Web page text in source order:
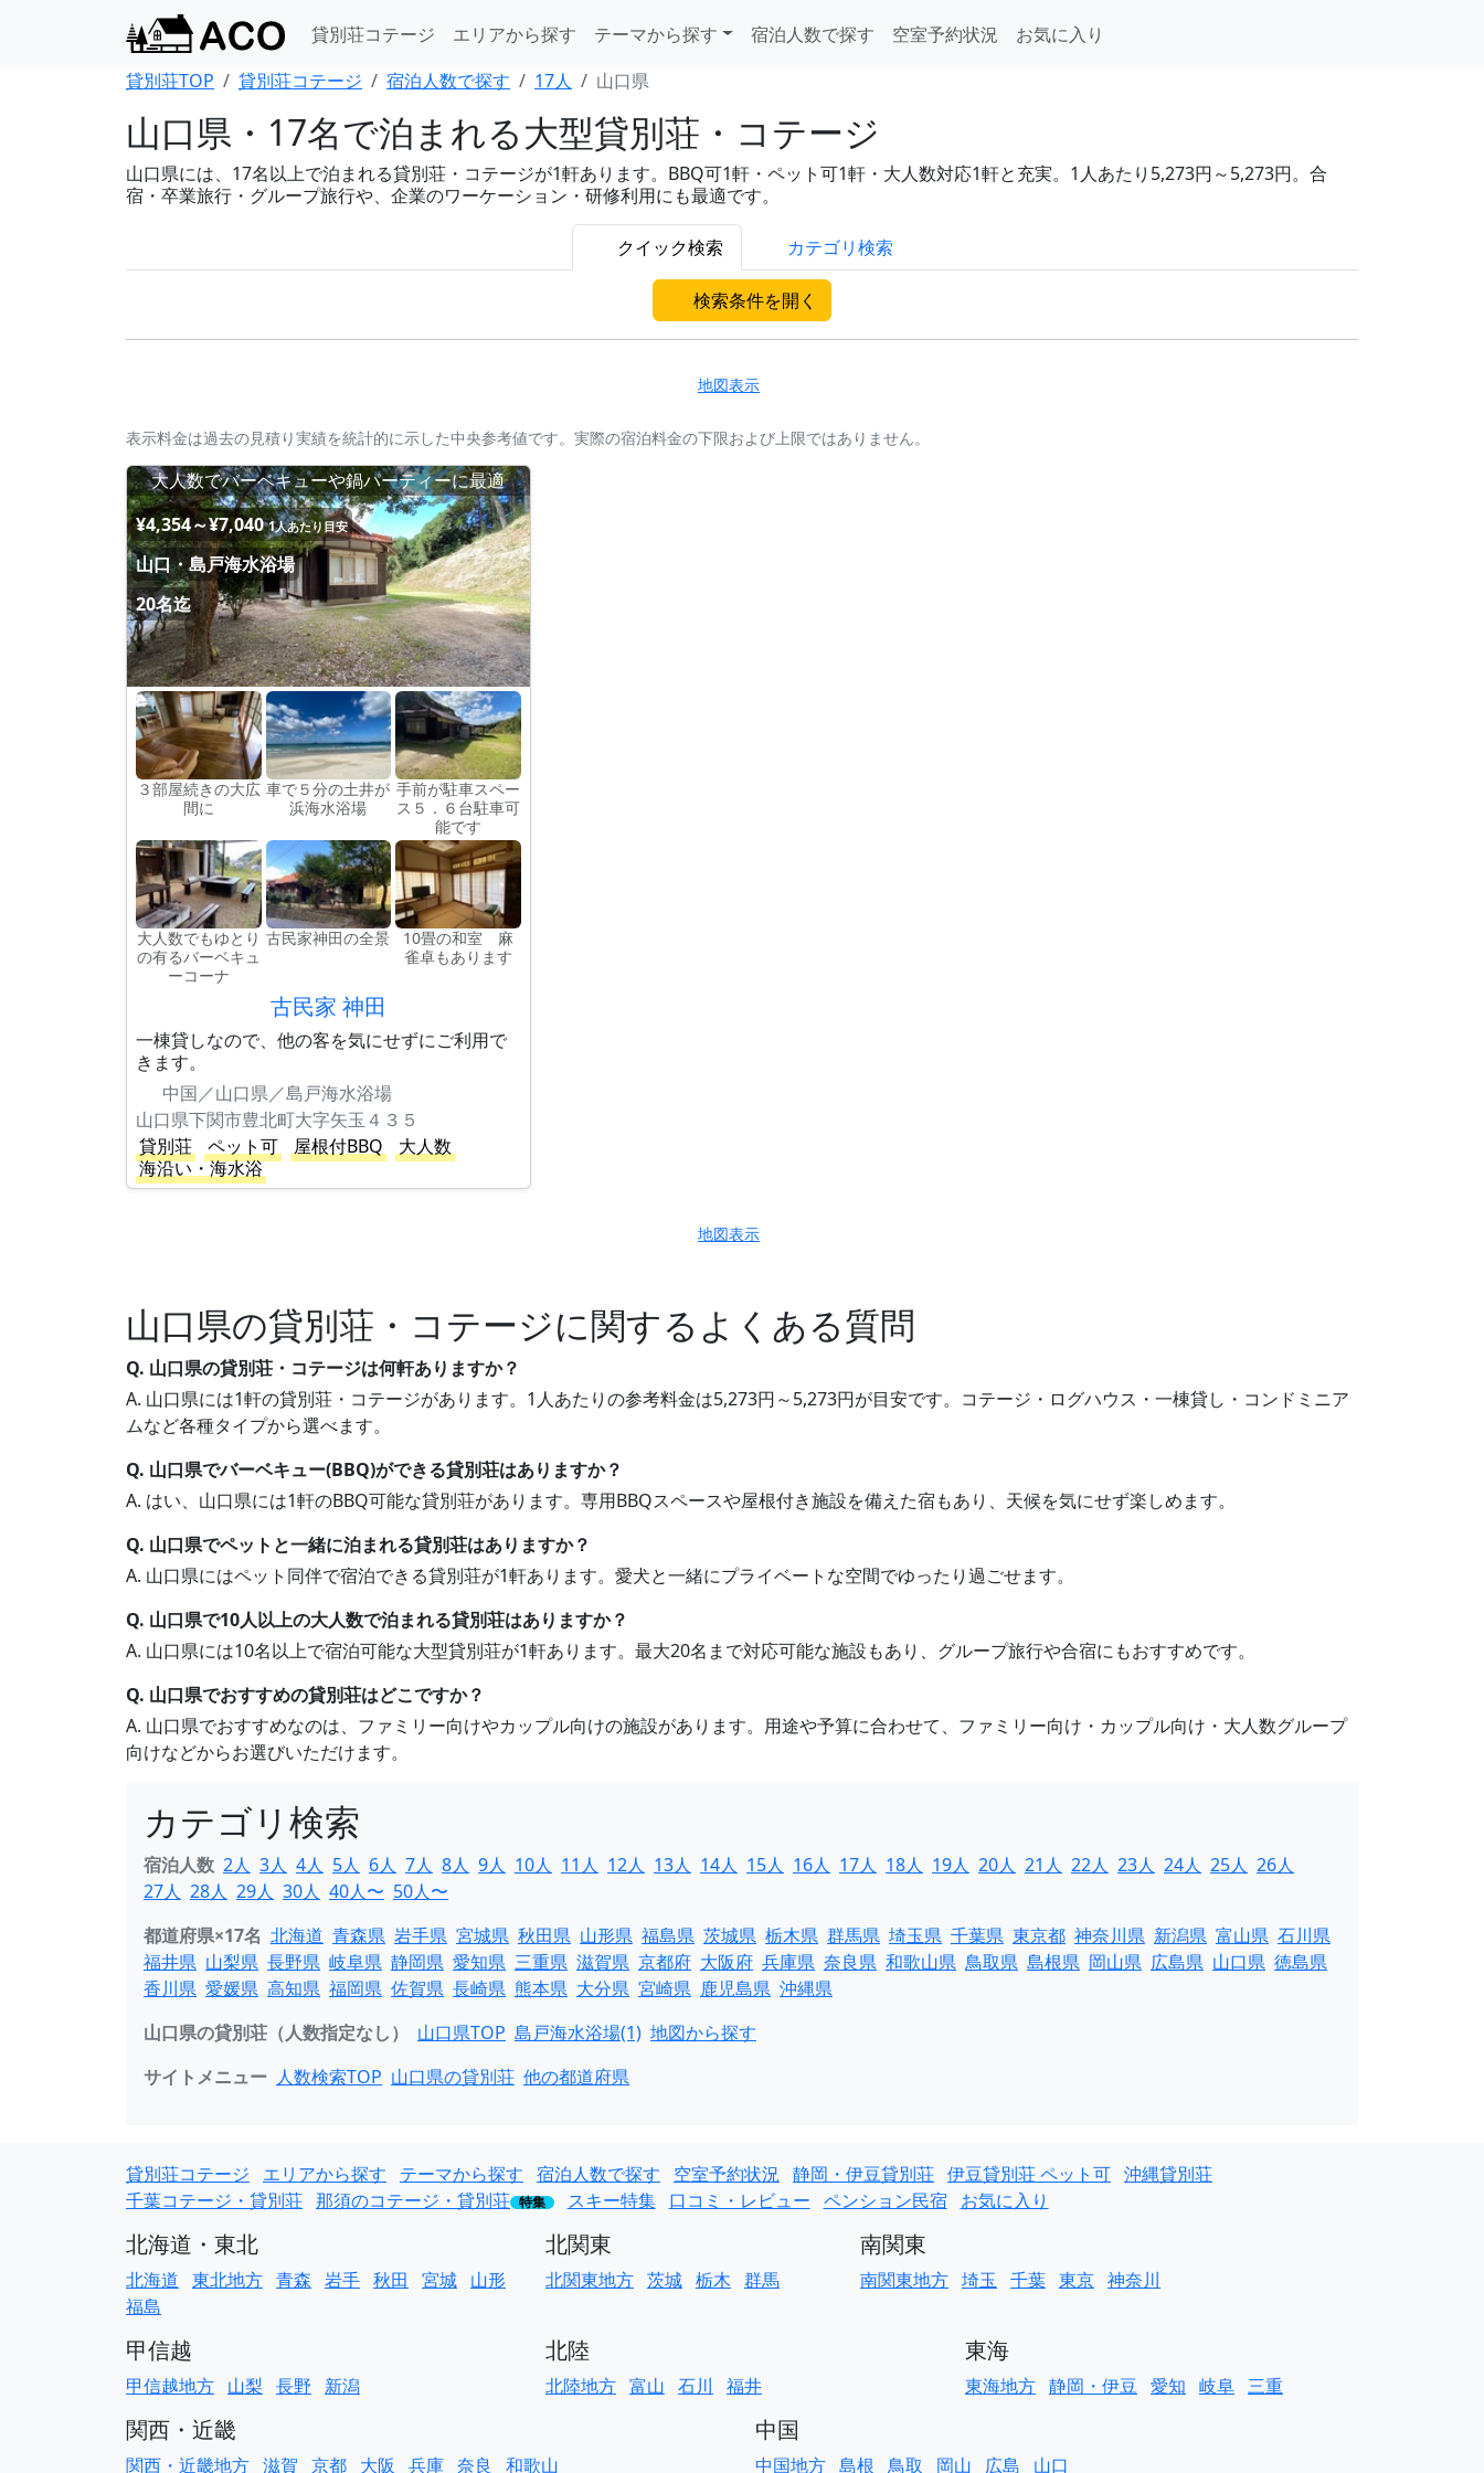
貸別荘コテージ エリアから探す テーマから探す 宿泊人数で探す 空室予約状況
お気に入り
貸別荘TOP
貸別荘コテージ 宿泊人数で探す 17人 山口県
山口県・17名で泊まれる大型貸別荘・コテージ
山口県には、17名以上で泊まれる貸別荘・コテージが1軒あります。BBQ可1軒・ペット可1軒・大人数対応1軒と充実。1人あたり5,273円～5,273円。合
宿・卒業旅行・グループ旅行や、企業のワーケーション・研修利用にも最適です。
クイック検索 カテゴリ検索
検索条件を開く
地図表示
表示料金は過去の見積り実績を統計的に示した中央参考値です。実際の宿泊料金の下限および上限ではありません。
大人数でバーベキューや鍋パーティーに最適
¥4,354～¥7,040 1人あたり目安
山口・島戸海水浴場
20名迄
３部屋続きの大広
間に
車で５分の土井が
浜海水浴場
手前が駐車スペー
ス５．６台駐車可
能です
大人数でもゆとり
の有るバーベキュ
ーコーナ
古民家神田の全景
10畳の和室 麻
雀卓もあります
古民家 神田
一棟貸しなので、他の客を気にせずにご利用で
きます。
中国／山口県／島戸海水浴場
山口県下関市豊北町大字矢玉４３５
貸別荘
ペット可 屋根付BBQ
大人数
海沿い・海水浴
地図表示
山口県の貸別荘・コテージに関するよくある質問
Q. 山口県の貸別荘・コテージは何軒ありますか？
A. 山口県には1軒の貸別荘・コテージがあります。1人あたりの参考料金は5,273円～5,273円が目安です。コテージ・ログハウス・一棟貸し・コンドミニア
ムなど各種タイプから選べます。
Q. 山口県でバーベキュー(BBQ)ができる貸別荘はありますか？
A. はい、山口県には1軒のBBQ可能な貸別荘があります。専用BBQスペースや屋根付き施設を備えた宿もあり、天候を気にせず楽しめます。
Q. 山口県でペットと一緒に泊まれる貸別荘はありますか？
A. 山口県にはペット同伴で宿泊できる貸別荘が1軒あります。愛犬と一緒にプライベートな空間でゆったり過ごせます。
Q. 山口県で10人以上の大人数で泊まれる貸別荘はありますか？
A. 山口県には10名以上で宿泊可能な大型貸別荘が1軒あります。最大20名まで対応可能な施設もあり、グループ旅行や合宿にもおすすめです。
Q. 山口県でおすすめの貸別荘はどこですか？
A. 山口県でおすすめなのは、ファミリー向けやカップル向けの施設があります。用途や予算に合わせて、ファミリー向け・カップル向け・大人数グループ
向けなどからお選びいただけます。
カテゴリ検索
宿泊人数 2人 3人 4人 5人 6人 7人 8人 9人 10人 11人 12人 13人 14人 15人 16人 17人 18人 19人 20人 21人 22人 23人 24人 25人 26人
27人 28人 29人 30人 40人〜 50人〜
都道府県×17名 北海道 青森県 岩手県 宮城県 秋田県 山形県 福島県 茨城県 栃木県 群馬県 埼玉県 千葉県 東京都 神奈川県 新潟県 富山県 石川県
福井県 山梨県 長野県 岐阜県 静岡県 愛知県 三重県 滋賀県 京都府 大阪府 兵庫県 奈良県 和歌山県 鳥取県 島根県 岡山県 広島県 山口県 徳島県
香川県 愛媛県 高知県 福岡県 佐賀県 長崎県 熊本県 大分県 宮崎県 鹿児島県 沖縄県
山口県の貸別荘（人数指定なし）
山口県TOP 島戸海水浴場(1) 地図から探す
サイトメニュー 人数検索TOP 山口県の貸別荘 他の都道府県
貸別荘コテージ エリアから探す テーマから探す 宿泊人数で探す 空室予約状況 静岡・伊豆貸別荘 伊豆貸別荘 ペット可 沖縄貸別荘
千葉コテージ・貸別荘 那須のコテージ・貸別荘 特集 スキー特集 口コミ・レビュー ペンション民宿 お気に入り
北海道・東北
北海道 東北地方 青森 岩手 秋田 宮城 山形
福島
北関東
北関東地方 茨城 栃木 群馬
南関東
南関東地方 埼玉 千葉 東京 神奈川
甲信越
甲信越地方 山梨 長野 新潟
北陸
北陸地方 富山 石川 福井
東海
東海地方 静岡・伊豆 愛知 岐阜 三重
関西・近畿
関西・近畿地方 滋賀 京都 大阪 兵庫 奈良 和歌山
中国
中国地方 島根 鳥取 岡山 広島 山口